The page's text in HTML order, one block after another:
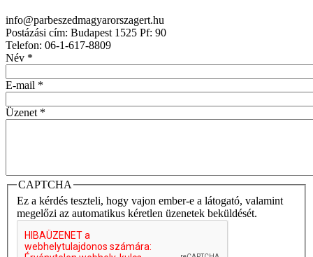
info@parbeszedmagyarorszagert.hu
Postázási cím: Budapest 1525 Pf: 90
Telefon: 06-1-617-8809
Név *
E-mail *
Üzenet *
CAPTCHA
Ez a kérdés teszteli, hogy vajon ember-e a látogató, valamint
megelőzi az automatikus kéretlen üzenetek beküldését.